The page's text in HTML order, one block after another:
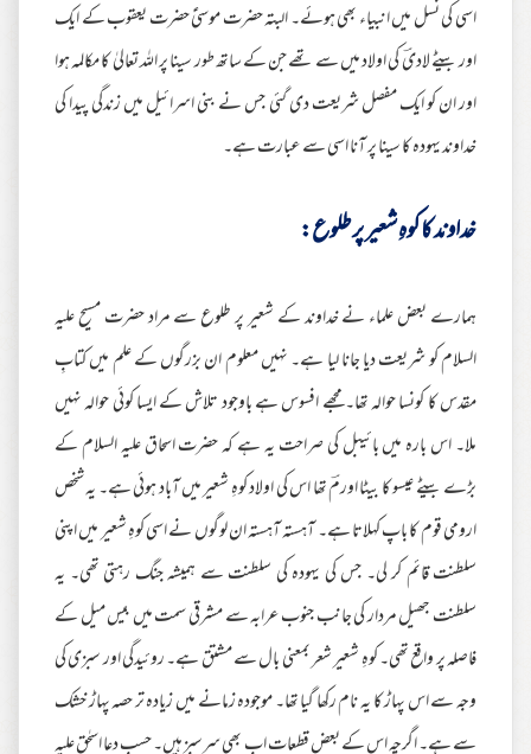
اسی کی نسل میں انبیاء بھی ہوئے۔ البتہ حضرت موسیٰؑ حضرت یعقوب کے ایک
اور بیٹے لادیؔ کی اولاد میں سے تھے جن کے ساتھ طور سینا پر اللہ تعالیٰ کا مکالمہ ہوا
اور ان کو ایک مفصل شریعت دی گئی جس نے بنی اسرائیل میں زندگی پیدا کی
خداوند یہودہ کا سینا پر آنا اسی سے عبارت ہے۔
خداوند کا کوہِ شعیر پر طلوع:
ہمارے بعض علماء نے خداوند کے شعیر پر طلوع سے مراد حضرت مسیح علیہ
السلام کو شریعت دیا جانا لیا ہے۔ نہیں معلوم ان بزرگوں کے علم میں کتابِ
مقدس کا کونسا حوالہ تھا۔ مجھے افسوس ہے باوجود تلاش کے ایسا کوئی حوالہ نہیں
ملا۔ اس بارہ میں بائیبل کی صراحت یہ ہے کہ حضرت اسحاق علیہ السلام کے
بڑے بیٹے عیسو کا بیٹا اورمؔ تھا اس کی اولاد کوہِ شعیر میں آباد ہوئی ہے۔ یہ شخص
ارومی قوم کا باپ کہلاتا ہے۔ آہستہ آہستہ ان لوگوں نے اسی کوہِ شعیر میں اپنی
سلطنت قائم کر لی۔ جس کی یہودہ کی سلطنت سے ہمیشہ جنگ رہتی تھی۔ یہ
سلطنت جھیل مردار کی جانب جنوب عرابہ سے مشرقی سمت میں بیس میل کے
فاصلہ پر واقع تھی۔ کوہِ شعیر شعر بمعنی بال سے مشتق ہے۔ روئیدگی اور سبزی کی
وجہ سے اس پہاڑ کا یہ نام رکھا گیا تھا۔ موجودہ زمانے میں زیادہ تر حصہ پہاڑ خشک
سے ہے۔ اگرچہ اس کے بعض قطعات اب بھی سرسبز ہیں۔ حسبِ دعا اسحٰق علیہ